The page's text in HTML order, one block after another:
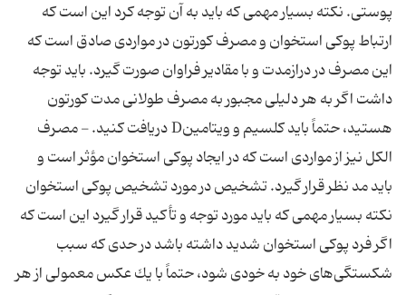
پوستی. نكته‌ بسیار مهمی‌ كه‌ باید به‌ آن‌ توجه‌ كرد این‌ است‌ كه‌
ارتباط‌ پوكی‌ استخوان‌ و مصرف‌ كورتون‌ در مواردی‌ صادق‌ است‌ كه‌
این‌ مصرف‌ در درازمدت‌ و با مقادیر فراوان‌ صورت‌ گیرد. باید توجه‌
داشت‌ اگر به‌ هر دلیلی‌ مجبور به‌ مصرف‌ طولانی‌ مدت‌ كورتون‌
هستید، حتماً باید كلسیم‌ و ویتامین‌D دریافت‌ كنید. - مصرف‌
الكل‌ نیز از مواردی‌ است‌ كه‌ در ایجاد پوكی‌ استخوان‌ مؤثر است‌ و
باید مد نظر قرار گیرد. تشخیص‌ در مورد تشخیص‌ پوكی‌ استخوان‌
نكته‌ بسیار مهمی‌ كه‌ باید مورد توجه‌ و تأكید قرار گیرد این‌ است‌ كه‌
اگر فرد پوكی‌ استخوان‌ شدید داشته‌ باشد در حدی‌ كه‌ سبب‌
شكستگی‌های‌ خود به ‌خودی‌ شود، حتماً با یك‌ عكس‌ معمولی‌ از هر